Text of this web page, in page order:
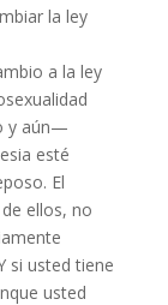
la ley
a la ley
y aún—
esté
El
ellos, no
si usted tiene
usted